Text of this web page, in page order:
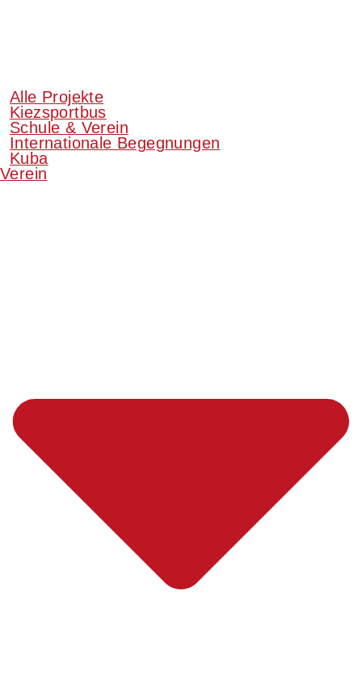
Alle Projekte
Kiezsportbus
Schule & Verein
Internationale Begegnungen
Kuba
Verein